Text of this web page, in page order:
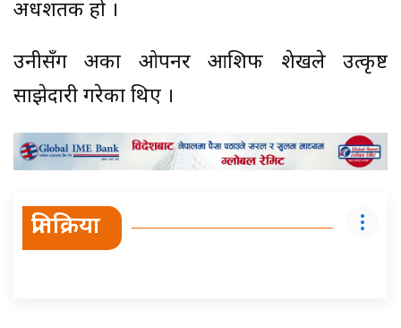
अर्धशतक हो ।
उनीसँग अर्का ओपनर आशिफ शेखले उत्कृष्ट
साझेदारी गरेका थिए ।
प्रतिक्रिया